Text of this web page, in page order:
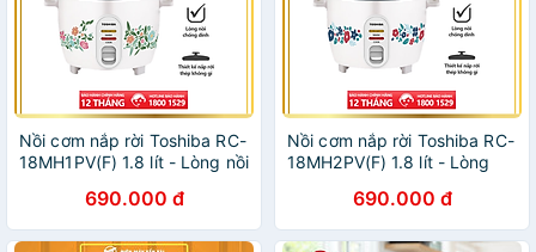
Nồi cơm nắp rời Toshiba RC-
18MH1PV(F) 1.8 lít - Lòng nồi
Hàng chính hãng, Bảo hành
12 tháng
690.000 đ
Nồi cơm nắp rời Toshiba RC-
18MH2PV(F) 1.8 lít - Lòng
dính - Hàng chính hãng -
Bảo hành 12 tháng
690.000 đ